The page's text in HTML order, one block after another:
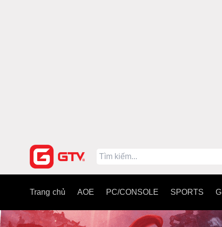
Trang chủ AOE PC/CONSOLE SPORTS